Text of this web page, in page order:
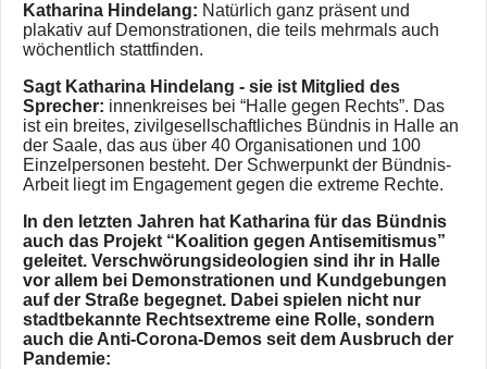
Katharina Hindelang: Natürlich ganz präsent und
plakativ auf Demonstrationen, die teils mehrmals auch
wöchentlich stattfinden.
Sagt Katharina Hindelang - sie ist Mitglied des
Sprecher: innenkreises bei “Halle gegen Rechts”. Das
ist ein breites, zivilgesellschaftliches Bündnis in Halle an
der Saale, das aus über 40 Organisationen und 100
Einzelpersonen besteht. Der Schwerpunkt der Bündnis-
Arbeit liegt im Engagement gegen die extreme Rechte.
In den letzten Jahren hat Katharina für das Bündnis
auch das Projekt “Koalition gegen Antisemitismus”
geleitet. Verschwörungsideologien sind ihr in Halle
vor allem bei Demonstrationen und Kundgebungen
auf der Straße begegnet. Dabei spielen nicht nur
stadtbekannte Rechtsextreme eine Rolle, sondern
auch die Anti-Corona-Demos seit dem Ausbruch der
Pandemie: